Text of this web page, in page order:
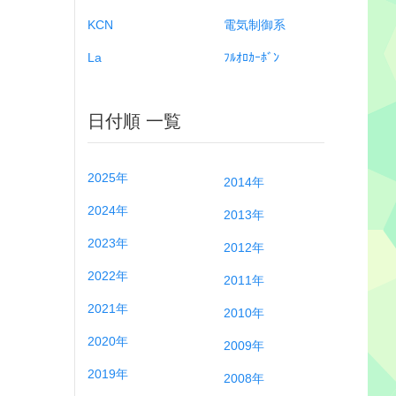
KCN
La
電気制御系
ﾌﾙｵﾛｶｰﾎﾞﾝ
日付順 一覧
2025年
2024年
2023年
2022年
2021年
2020年
2019年
2014年
2013年
2012年
2011年
2010年
2009年
2008年